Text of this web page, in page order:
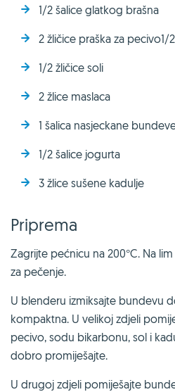
1/2 šalice glatkog brašna
2 žličice praška za
1/2 žličice soli
2 žlice maslaca
1 šalica nasjeckane
1/2 šalice jogurta
3 žlice sušene kadulje
Priprema
Zagrijte pećnicu na 200°C. Na
za pečenje.
U blenderu izmiksajte bundevu
kompaktna. U velikoj zdjeli
pecivo, sodu bikarbonu, sol i
dobro promiješajte.
U drugoj zdjeli pomiješajte